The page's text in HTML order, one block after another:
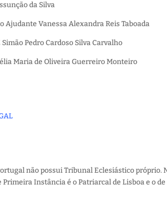
da Silva
Ajudante Vanessa Alexandra Reis Taboada
Pedro Cardoso Silva Carvalho
Maria de Oliveira Guerreiro Monteiro
não possui Tribunal Eclesiástico próprio.
Instância é o Patriarcal de Lisboa e o